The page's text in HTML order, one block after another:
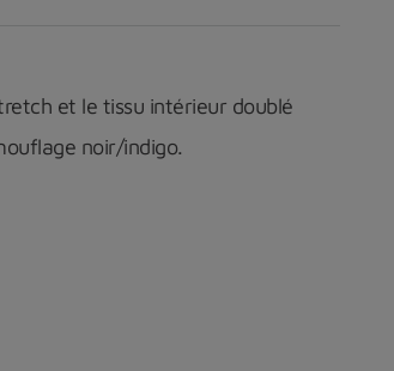
et le tissu intérieur doublé
noir/indigo.